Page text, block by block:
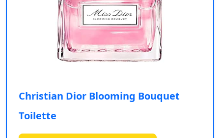
Christian Dior Blooming Bouquet
Toilette